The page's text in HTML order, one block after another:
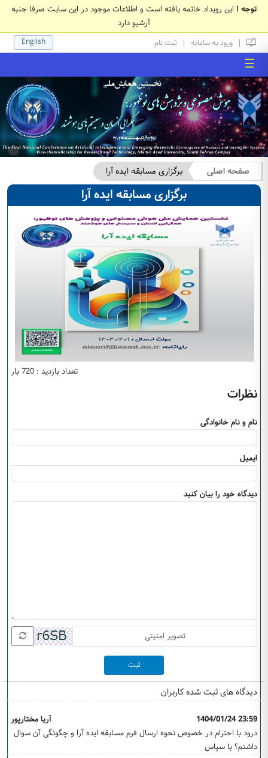
توجه ! این رویداد خاتمه یافته است و اطلاعات موجود در این سایت صرفا جنبه
آرشیو دارد
| ورود به سامانه | ثبت نام English
☰
صفحه اصلی برگزاری مسابقه ایده آرا
برگزاری مسابقه ایده آرا
تعداد بازدید : 720 بار
نظرات
نام و نام خانوادگی
ایمیل
دیدگاه خود را بیان کنید
ثبت
دیدگاه های ثبت شده کاربران
آریا مختارپور
1404/01/24 23:59
درود با احترام در خصوص نحوه ارسال فرم مسابقه ایده آرا و چگونگی آن سوال
داشتم؟ با سپاس